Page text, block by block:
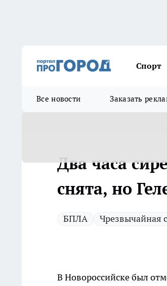
Спорт
Все новости Заказать
Два часа
снята, но
БПЛА Чрезвычайная
В Новороссийске был